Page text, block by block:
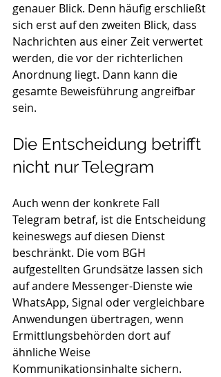
genauer Blick. Denn häufig erschließt
sich erst auf den zweiten Blick, dass
Nachrichten aus einer Zeit verwertet
werden, die vor der richterlichen
Anordnung liegt. Dann kann die
gesamte Beweisführung angreifbar
sein.
Die Entscheidung betrifft
nicht nur Telegram
Auch wenn der konkrete Fall
Telegram betraf, ist die Entscheidung
keineswegs auf diesen Dienst
beschränkt. Die vom BGH
aufgestellten Grundsätze lassen sich
auf andere Messenger-Dienste wie
WhatsApp, Signal oder vergleichbare
Anwendungen übertragen, wenn
Ermittlungsbehörden dort auf
ähnliche Weise
Kommunikationsinhalte sichern.